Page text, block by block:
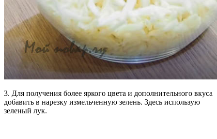
3. Для получения более яркого цвета и дополнительного вкуса
добавить в нарезку измельченную зелень. Здесь использую
зеленый лук.